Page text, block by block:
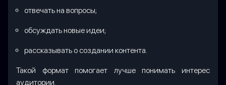
отвечать на вопросы;
обсуждать новые идеи;
рассказывать о создании контента.
Такой формат помогает лучше понимать интерес
аудитории.